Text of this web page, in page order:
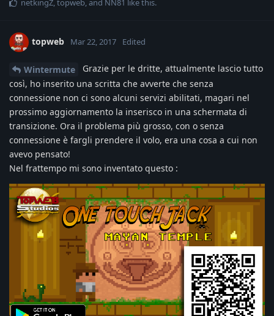
netkingZ,topweb, and NN81 like this.
topweb Mar 22, 2017 Edited
Wintermute
Grazie per le dritte, attualmente lascio tutto
così, ho inserito una scritta che avverte che senza
connessione non ci sono alcuni servizi abilitati, magari nel
prossimo aggiornamento la inserisco in una schermata di
transizione. Ora il problema più grosso, con o senza
connessione è fargli prendere il volo, era una cosa a cui non
avevo pensato!
Nel frattempo mi sono inventato questo :